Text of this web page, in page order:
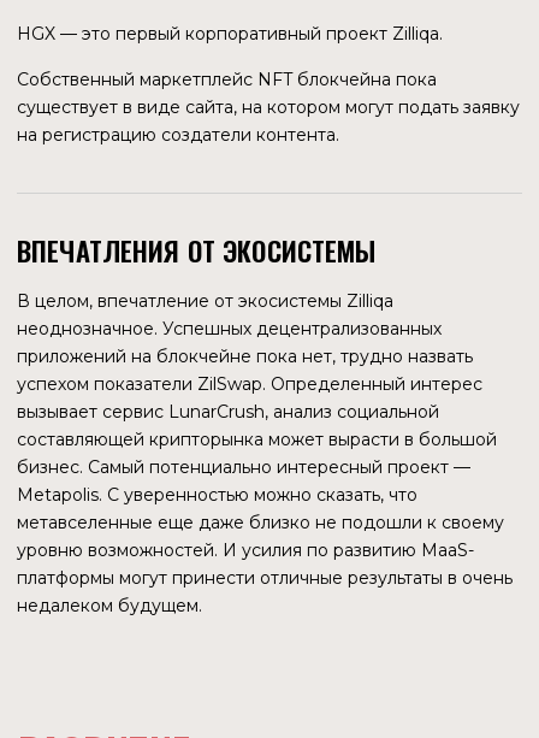
ZILLIQA RESEARCH
Подразделение блокчейна, занимающееся
проектированием и разработкой блокчейна.
КОМАНДА